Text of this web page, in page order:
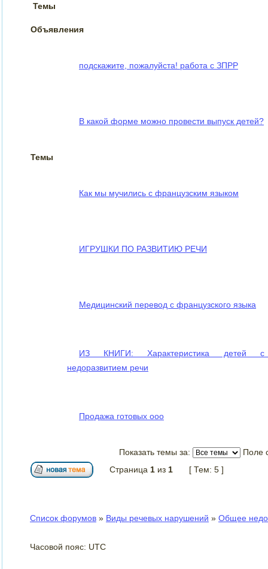
Темы
Объявления
подскажите, пожалуйста! работа с ЗПРР
В какой форме можно провести выпуск детей?
Темы
Как мы мучились с французским языком
ИГРУШКИ ПО РАЗВИТИЮ РЕЧИ
Медицинский перевод с французского языка
ИЗ КНИГИ: Характеристика детей
недоразвитием речи
Продажа готовых ооо
Показать темы за:
Поле
Страница 1 из 1 [ Тем: 5 ]
Список форумов » Виды речевых нарушений » Общее
Часовой пояс: UTC